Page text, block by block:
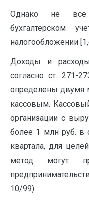
Однако не все
бухгалтерском
налогообложении
Доходы и
согласно ст. 271-
определены двумя
кассовым.
организации с
более 1 млн руб. в
квартала, для
метод могут
10/99).